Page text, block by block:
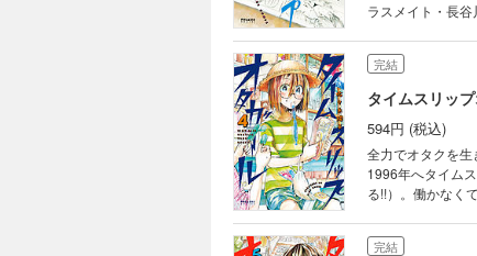
ラスメイト・長
完結
タイムスリッ
594円 (税込)
全力でオタクを
1996年へタイム
る!!）。働かなく
タイムスリップ待
完結